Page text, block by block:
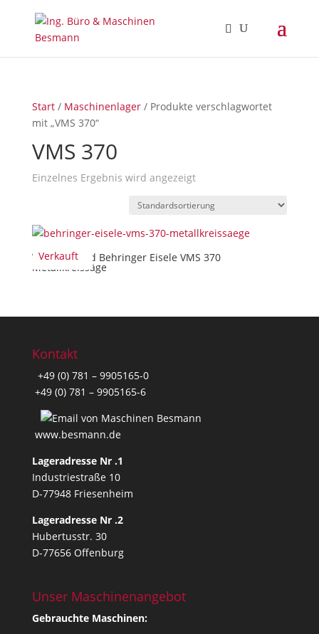
Start/ Maschinenlager/ Produkte verschlagwortet
mit „VMS 370“
VMS 370
Einzelnes Ergebnis wird angezeigt
Verkauft
Verkauft/Sold Behringer Eisele VMS 370
Metallkreissäge
Kontakt
+49 (0) 781 – 9905165-0
+49 (0) 781 – 9905165-6
www.besmann.de
Lageradresse Nr .1
Industriestraße 10
D-77948 Friesenheim
Lageradresse Nr .2
Hubertusstr. 30
D-77656 Offenburg
Unser Maschinenangebot
Gebrauchte Maschinen: